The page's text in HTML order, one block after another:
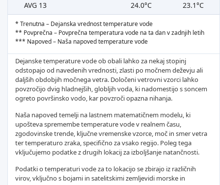
AVG 13
24.0°C 23.1°C
* Trenutna – Dejanska vrednost temperature vode
** Povprečna – Povprečna temperatura vode na ta dan v zadnjih letih
*** Napoved – Naša napoved temperature vode
Dejanske temperature vode ob obali lahko za nekaj stopinj
odstopajo od navedenih vrednosti, zlasti po močnem deževju ali
daljših obdobjih močnega vetra. Določeni vetrovni vzorci lahko
povzročijo dvig hladnejših, globljih voda, ki nadomestijo s soncem
ogreto površinsko vodo, kar povzroči opazna nihanja.
Naša napoved temelji na lastnem matematičnem modelu, ki
upošteva spremembe temperature vode v realnem času,
zgodovinske trende, ključne vremenske vzorce, moč in smer vetra
ter temperaturo zraka, specifično za vsako regijo. Poleg tega
vključujemo podatke z drugih lokacij za izboljšanje natančnosti.
Podatki o temperaturi vode za to lokacijo se zbirajo iz različnih
virov, vključno s bojami in satelitskimi zemljevidi morske in